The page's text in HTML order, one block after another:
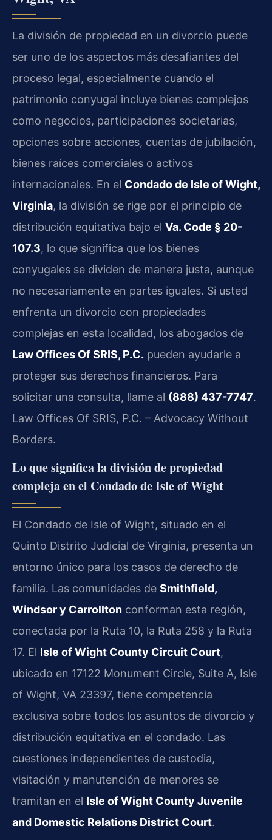
La división de propiedad en un divorcio puede
ser uno de los aspectos más desafiantes del
proceso legal, especialmente cuando el
patrimonio conyugal incluye bienes complejos
como negocios, participaciones societarias,
opciones sobre acciones, cuentas de jubilación,
bienes raíces comerciales o activos
internacionales. En el Condado de Isle of Wight,
Virginia, la división se rige por el principio de
distribución equitativa bajo el Va. Code § 20-
107.3, lo que significa que los bienes
conyugales se dividen de manera justa, aunque
no necesariamente en partes iguales. Si usted
enfrenta un divorcio con propiedades
complejas en esta localidad, los abogados de
Law Offices Of SRIS, P.C. pueden ayudarle a
proteger sus derechos financieros. Para
solicitar una consulta, llame al (888) 437-7747.
Law Offices Of SRIS, P.C. – Advocacy Without
Borders.
Lo que significa la división de propiedad
compleja en el Condado de Isle of Wight
El Condado de Isle of Wight, situado en el
Quinto Distrito Judicial de Virginia, presenta un
entorno único para los casos de derecho de
familia. Las comunidades de Smithfield,
Windsor y Carrollton conforman esta región,
conectada por la Ruta 10, la Ruta 258 y la Ruta
17. El Isle of Wight County Circuit Court,
ubicado en 17122 Monument Circle, Suite A, Isle
of Wight, VA 23397, tiene competencia
exclusiva sobre todos los asuntos de divorcio y
distribución equitativa en el condado. Las
cuestiones independientes de custodia,
visitación y manutención de menores se
tramitan en el Isle of Wight County Juvenile
and Domestic Relations District Court.